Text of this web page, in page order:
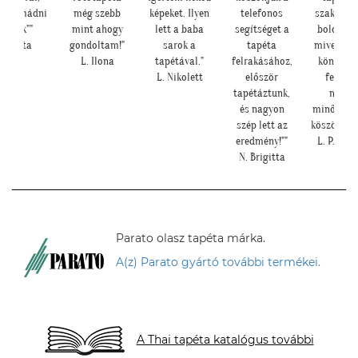
imádni
Anita
még szebb
mint ahogy
gondoltam!"
L. Ilona
képeket. Ilyen
lett a baba
sarok a
tapétával."
L. Nikolett
telefonos
segítséget a
tapéta
felrakásához,
először
tapétáztunk,
és nagyon
szép lett az
eredmény!""
N. Brigitta
boldog
mivel
könnyű
L. P.
Parato olasz tapéta márka.
A(z) Parato gyártó további termékei.
A Thai tapéta katalógus további